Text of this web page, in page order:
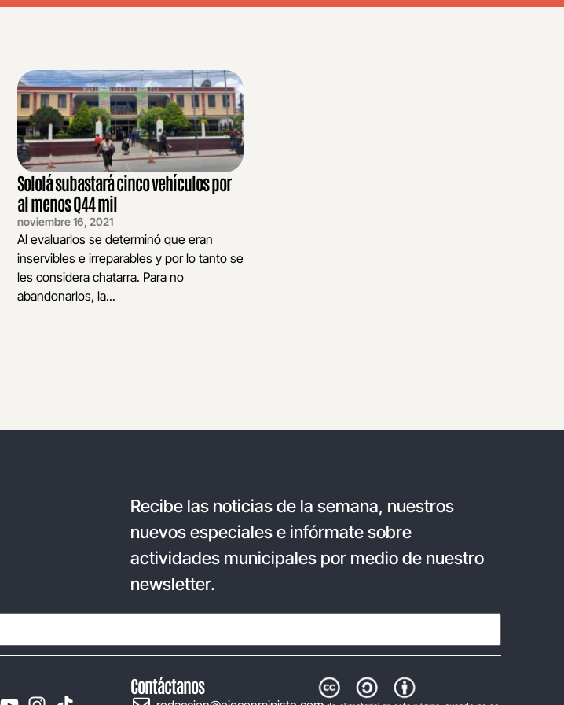
Sololá subastará cinco vehículos por
al menos Q44 mil
noviembre 16, 2021
Al evaluarlos se determinó que eran
inservibles e irreparables y por lo tanto se
les considera chatarra. Para no
abandonarlos, la...
Recibe las noticias de la semana, nuestros
nuevos especiales e infórmate sobre
actividades municipales por medio de nuestro
newsletter.
Contáctanos